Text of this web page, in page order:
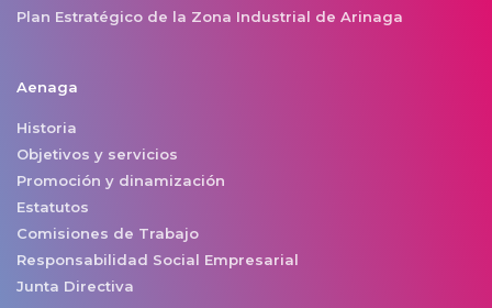
Plan Estratégico de la Zona Industrial de Arinaga
Aenaga
Historia
Objetivos y servicios
Promoción y dinamización
Estatutos
Comisiones de Trabajo
Responsabilidad Social Empresarial
Junta Directiva